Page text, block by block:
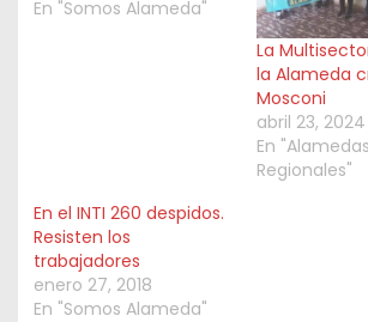
En "Somos Alameda"
La
la Alameda
Mosconi
abril 23, 2024
En "Alamedas
Regionales"
En el INTI 260 despidos.
Resisten los
trabajadores
enero 27, 2018
En "Somos Alameda"